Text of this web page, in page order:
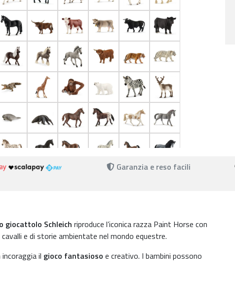
Garanzia e reso facili
giocattolo Schleich riproduce l’iconica razza Paint Horse con
e di storie ambientate nel mondo equestre.
il gioco fantasioso e creativo. I bambini possono